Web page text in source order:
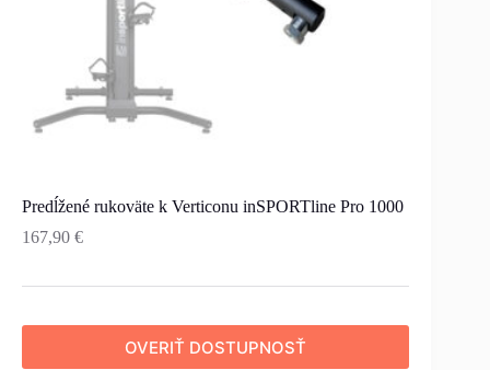
Predĺžené rukoväte k Verticonu inSPORTline Pro 1000
167,90 €
OVERIŤ DOSTUPNOSŤ